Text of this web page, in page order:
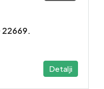
22669.
Detalji